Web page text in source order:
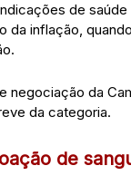
de
inflação,
da
da categoria.
de